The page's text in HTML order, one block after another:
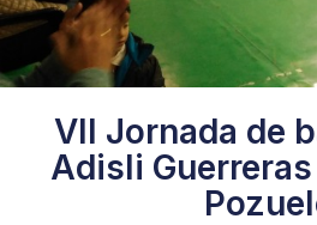
VII Jornada de
Adisli Guerreras